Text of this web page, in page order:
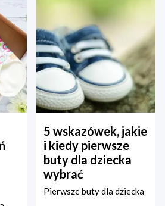
5 wskazówek, jakie
i kiedy pierwsze
buty dla dziecka
wybrać
Pierwsze buty dla dziecka